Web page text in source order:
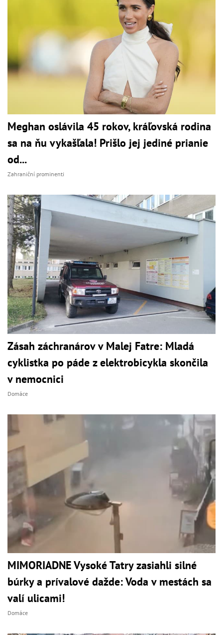
Meghan oslávila 45 rokov, kráľovská rodina
sa na ňu vykašľala! Prišlo jej jediné prianie
od...
Zahraniční prominenti
Zásah záchranárov v Malej Fatre: Mladá
cyklistka po páde z elektrobicykla skončila
v nemocnici
Domáce
MIMORIADNE Vysoké Tatry zasiahli silné
búrky a prívalové dažde: Voda v mestách sa
valí ulicami!
Domáce